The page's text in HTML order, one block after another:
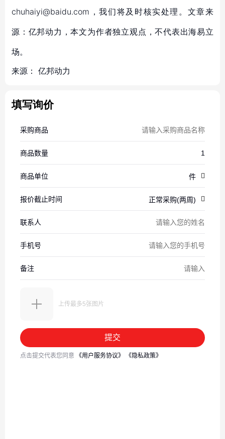
chuhaiyi@baidu.com，我们将及时核实处理。文章来
源：亿邦动力，本文为作者独立观点，不代表出海易立
场。
来源： 亿邦动力
填写询价